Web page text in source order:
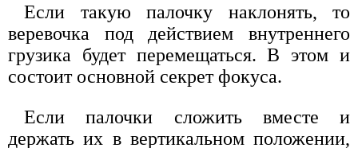
Если такую палочку наклонять, то
веревочка под действием внутреннего
грузика будет перемещаться. В этом и
состоит основной секрет фокуса.
Если палочки сложить вместе и
держать их в вертикальном положении,